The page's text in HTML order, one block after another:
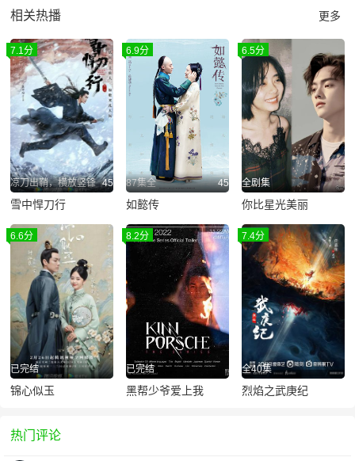
相关热播 更多
7.1分
凉刀出鞘，横放竖锋 45
雪中悍刀行
6.9分
87集全 45
如懿传
6.5分
全剧集
你比星光美丽
6.6分
已完结
锦心似玉
8.2分
已完结
黑帮少爷爱上我
7.4分
全40集
烈焰之武庚纪
热门评论